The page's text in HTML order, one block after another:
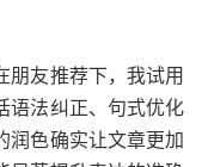
朋友推荐下，我试用
语法纠正、句式优化
润色确实让文章更加